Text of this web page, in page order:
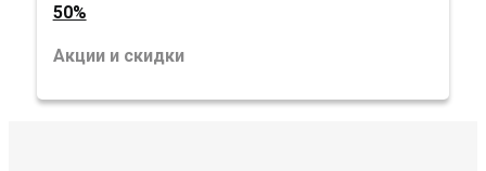
50%
Акции и скидки